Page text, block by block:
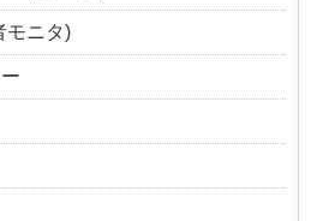
モニタ)